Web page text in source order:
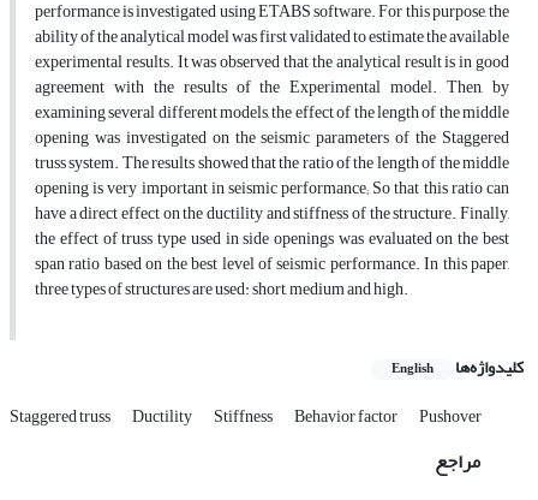
performance is investigated using ETABS software. For this purpose, the
ability of the analytical model was first validated to estimate the available
experimental results. It was observed that the analytical result is in good
agreement with the results of the Experimental model. Then, by
examining several different models, the effect of the length of the middle
opening was investigated on the seismic parameters of the Staggered
truss system. The results showed that the ratio of the length of the middle
opening is very important in seismic performance; So that this ratio can
have a direct effect on the ductility and stiffness of the structure. Finally,
the effect of truss type used in side openings was evaluated on the best
span ratio based on the best level of seismic performance. In this paper,
three types of structures are used: short, medium and high.
کلیدواژه‌ها English
Staggered truss Ductility Stiffness Behavior factor Pushover
مراجع